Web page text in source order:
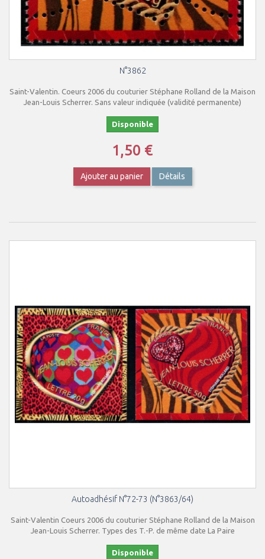
N°3862
Saint-Valentin. Coeurs 2006 du couturier Stéphane Rolland de la Maison
Jean-Louis Scherrer. Sans valeur indiquée (validité permanente)
Disponible
1,50 €
Ajouter au panier Détails
Autoadhésif N°72-73 (N°3863/64)
Saint-Valentin Coeurs 2006 du couturier Stéphane Rolland de la Maison
Jean-Louis Scherrer. Types des T.-P. de même date La Paire
Disponible